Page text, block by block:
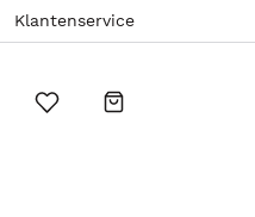
Klantenservice